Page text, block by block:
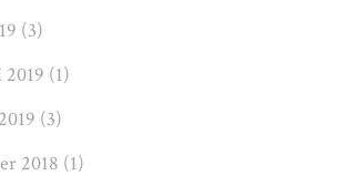
(3)
(1)
(3)
2018 (1)